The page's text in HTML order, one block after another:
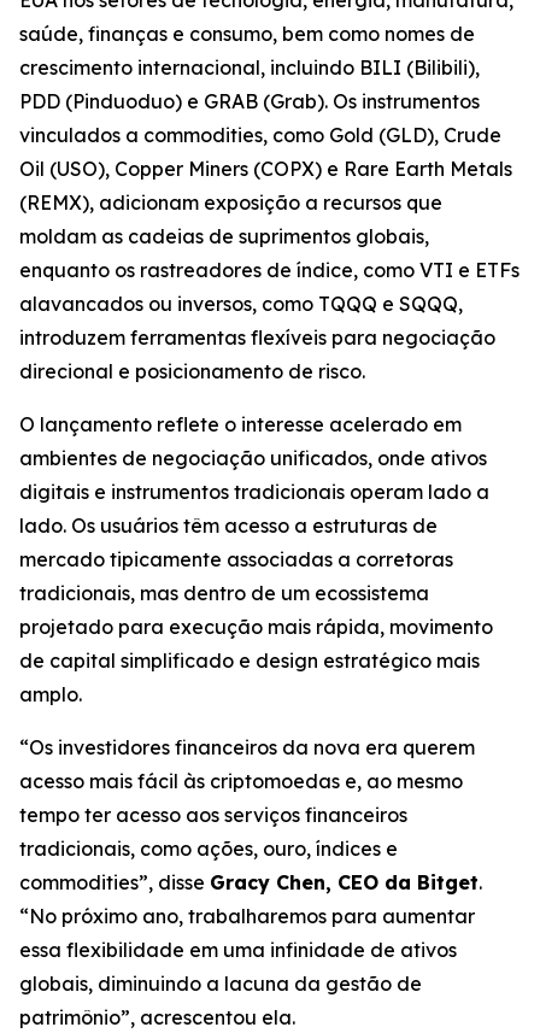
saúde, finanças e consumo, bem como nomes de
crescimento internacional, incluindo BILI (Bilibili),
PDD (Pinduoduo) e GRAB (Grab). Os instrumentos
vinculados a commodities, como Gold (GLD), Crude
Oil (USO), Copper Miners (COPX) e Rare Earth Metals
(REMX), adicionam exposição a recursos que
moldam as cadeias de suprimentos globais,
enquanto os rastreadores de índice, como VTI e ETFs
alavancados ou inversos, como TQQQ e SQQQ,
introduzem ferramentas flexíveis para negociação
direcional e posicionamento de risco.
O lançamento reflete o interesse acelerado em
ambientes de negociação unificados, onde ativos
digitais e instrumentos tradicionais operam lado a
lado. Os usuários têm acesso a estruturas de
mercado tipicamente associadas a corretoras
tradicionais, mas dentro de um ecossistema
projetado para execução mais rápida, movimento
de capital simplificado e design estratégico mais
amplo.
“Os investidores financeiros da nova era querem
acesso mais fácil às criptomoedas e, ao mesmo
tempo ter acesso aos serviços financeiros
tradicionais, como ações, ouro, índices e
commodities”, disse Gracy Chen, CEO da Bitget.
“No próximo ano, trabalharemos para aumentar
essa flexibilidade em uma infinidade de ativos
globais, diminuindo a lacuna da gestão de
patrimônio”, acrescentou ela.